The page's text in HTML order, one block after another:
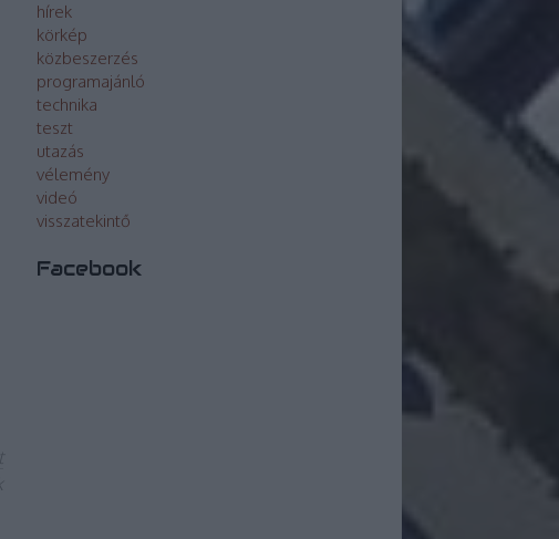
hírek
körkép
közbeszerzés
programajánló
technika
teszt
utazás
vélemény
videó
visszatekintő
Facebook